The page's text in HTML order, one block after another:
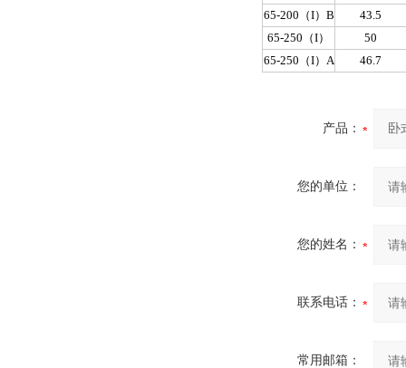
65-200（I）B
43.5
65-250（I）
50
65-250（I）A
46.7
产品：
您的单位：
您的姓名：
联系电话：
常用邮箱：